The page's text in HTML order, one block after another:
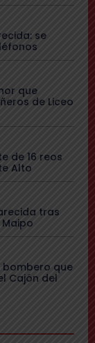
se
que
de Liceo
de 16 reos
Alto
tras
bombero que
Cajón del